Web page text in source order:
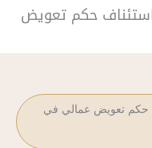
حكم تعويض
حكم تعويض عمالي في